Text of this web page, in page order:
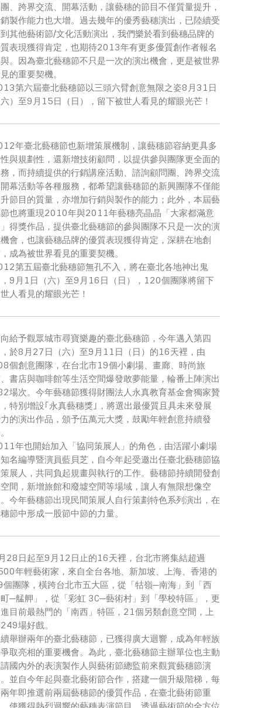
、跨界交流、開幕活動，讓藝穗的節目不僅質量提升，
製作能力也大增。過去幾年的優秀藝穗演出，已陸續受
其他藝術節/文化活動演出，我們樂於看到藝穗品牌的
表現獲得肯定，也期待2013年有更多優質創作者報名
。因為臺北藝穗節不只是一次的演出機會，更是被世界
的重要契機。
第六屆臺北藝穗節以三頭六臂創意無限之姿8月31日
）至9月15日（日），留下被世人看見的耀眼光芒！
年臺北藝穗節也新增策展機制，讓藝穗節容納更具多
與規劃性，還新增技術顧問，以提供參與團隊更全面的
，而持續提供的行銷講座活動、諮詢顧問團、跨界交流
幕活動等各種服務，都希望讓藝穗節的新興團隊不僅能
節目的質量，亦增加行銷與製作的能力；此外，本屆藝
也將重現2010年與2011年藝穗亮晶晶「大家都滿意
得獎作品，提供臺北藝穗節的參與團隊不只是一次的演
會，也讓藝穗品牌的優質表現獲得肯定，深耕在地創
成為被世界看見的重要契機。
第五屆臺北藝穗節無孔不入，將在臺北各地神出鬼
9月1日（六）至9月16日（日），120個團隊將留下
人看見的耀眼光芒！
給予觀眾城市尋寶樂趣的臺北藝穗節，今年邁入第四
於8月27日（六）至9月11日（日）的16天裡，由
個創意團隊，在台北市19個小劇場、畫廊、時尚旅
書店與咖啡館等生活空間爆發敢夢能量，輪番上陣演出
場次。今年藝穗節獲得財團法人永真教育基金會獨家贊
特別增設｢永真藝穗獎｣，將選出最優質且具未來發展
的演出作品，頒予伍萬元大獎，鼓勵年輕創意持續發
年也開始加入「協同策展人」的角色，由活躍小劇場
名編導暨演員藍貝芝，自今年起受邀出任臺北藝穗節協
展人，共同負起規畫與執行的工作。藝穗節持續開發創
間，新增旅館和廢墟空間等場域，讓人有無限想像空
今年藝穗節出現民間策展人自行策劃特色系列演出，在
節中形成一股節中節的力量。
28日起至9月12日止的16天裡，台北市將集結超過
年輕藝術家，來自全台各地、新加坡、上海、香港的
團隊，橫跨台北市五大區，從「牯嶺─南海」到「西
─艋舺」，從「彩虹 3C─藝術村」到「學校特區」，更
目前最熱門的「南西」特區，21個另類創意空間，上
場好戲。
舉辦兩年的臺北藝穗節，已獲得廣大迴響，成為年輕族
取亮相的重要機會。為此，臺北藝穗節主辦單位也主動
國內外的表演製作人與藝術節總監前來觀賞藝穗節演
並自今年起與臺北藝術節合作，搭建一個升級階梯，每
年即推選前兩屆藝穗節的優質作品，在臺北藝術節重